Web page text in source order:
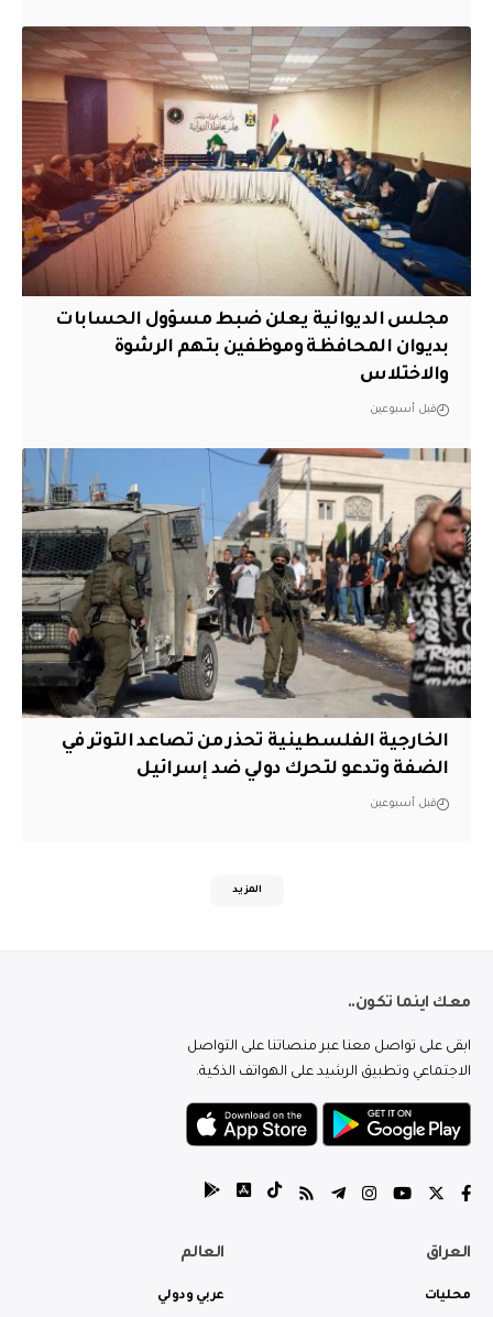
مجلس الديوانية يعلن ضبط مسؤول الحسابات
بديوان المحافظة وموظفين بتهم الرشوة
والاختلاس
قبل أسبوعين
الخارجية الفلسطينية تحذر من تصاعد التوتر في
الضفة وتدعو لتحرك دولي ضد إسرائيل
قبل أسبوعين
المزيد
معك اينما تكون..
ابقى على تواصل معنا عبر منصاتنا على التواصل
الاجتماعي وتطبيق الرشيد على الهواتف الذكية.
العراق
محليات
العالم
عربي ودولي